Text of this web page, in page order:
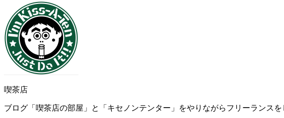
喫茶店
ブログ「喫茶店の部屋」と「キセノンテンター」をやりながらフリーランス